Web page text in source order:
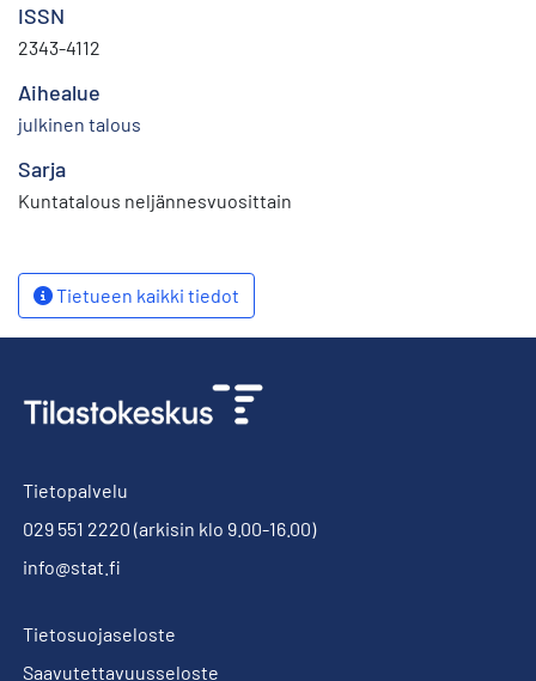
ISSN
2343-4112
Aihealue
julkinen talous
Sarja
Kuntatalous neljännesvuosittain
Tietueen kaikki tiedot
Tietopalvelu
029 551 2220 (arkisin klo 9.00-16.00)
info@stat.fi
Tietosuojaseloste
Saavutettavuusseloste